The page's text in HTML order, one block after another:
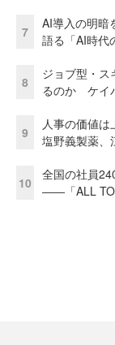
7
AI導入の明暗
語る「AI時代
8
ジョブ型・ス
るのか ケイ
9
人事の価値は
塩野義製薬、
10
全国の社員
――「ALL